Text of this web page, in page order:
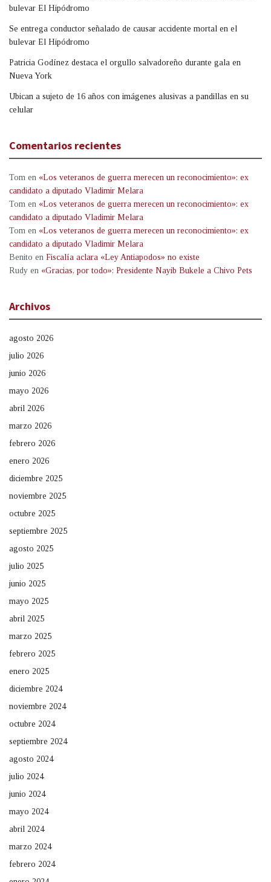
bulevar El Hipódromo
Se entrega conductor señalado de causar accidente mortal en el
bulevar El Hipódromo
Patricia Godínez destaca el orgullo salvadoreño durante gala en
Nueva York
Ubican a sujeto de 16 años con imágenes alusivas a pandillas en su
celular
Comentarios recientes
Tom en «Los veteranos de guerra merecen un reconocimiento»: ex
candidato a diputado Vladimir Melara
Tom en «Los veteranos de guerra merecen un reconocimiento»: ex
candidato a diputado Vladimir Melara
Tom en «Los veteranos de guerra merecen un reconocimiento»: ex
candidato a diputado Vladimir Melara
Benito en Fiscalía aclara «Ley Antiapodos» no existe
Rudy en «Gracias, por todo»: Presidente Nayib Bukele a Chivo Pets
Archivos
agosto 2026
julio 2026
junio 2026
mayo 2026
abril 2026
marzo 2026
febrero 2026
enero 2026
diciembre 2025
noviembre 2025
octubre 2025
septiembre 2025
agosto 2025
julio 2025
junio 2025
mayo 2025
abril 2025
marzo 2025
febrero 2025
enero 2025
diciembre 2024
noviembre 2024
octubre 2024
septiembre 2024
agosto 2024
julio 2024
junio 2024
mayo 2024
abril 2024
marzo 2024
febrero 2024